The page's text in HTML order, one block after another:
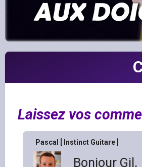
Laissez vos
Pascal [ Instinct Guitare ]
Bonjour Gil,